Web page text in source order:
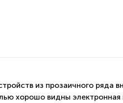
из прозаичного ряда
хорошо видны